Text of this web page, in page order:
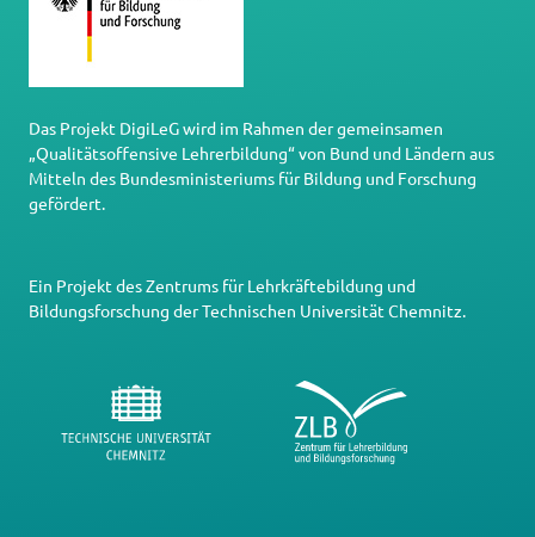
Das Projekt DigiLeG wird im Rahmen der gemeinsamen
„Qualitätsoffensive Lehrerbildung“ von Bund und Ländern aus
Mitteln des Bundesministeriums für Bildung und Forschung
gefördert.
Ein Projekt desZentrums für Lehrkräftebildung und
Bildungsforschung derTechnischen Universität Chemnitz.